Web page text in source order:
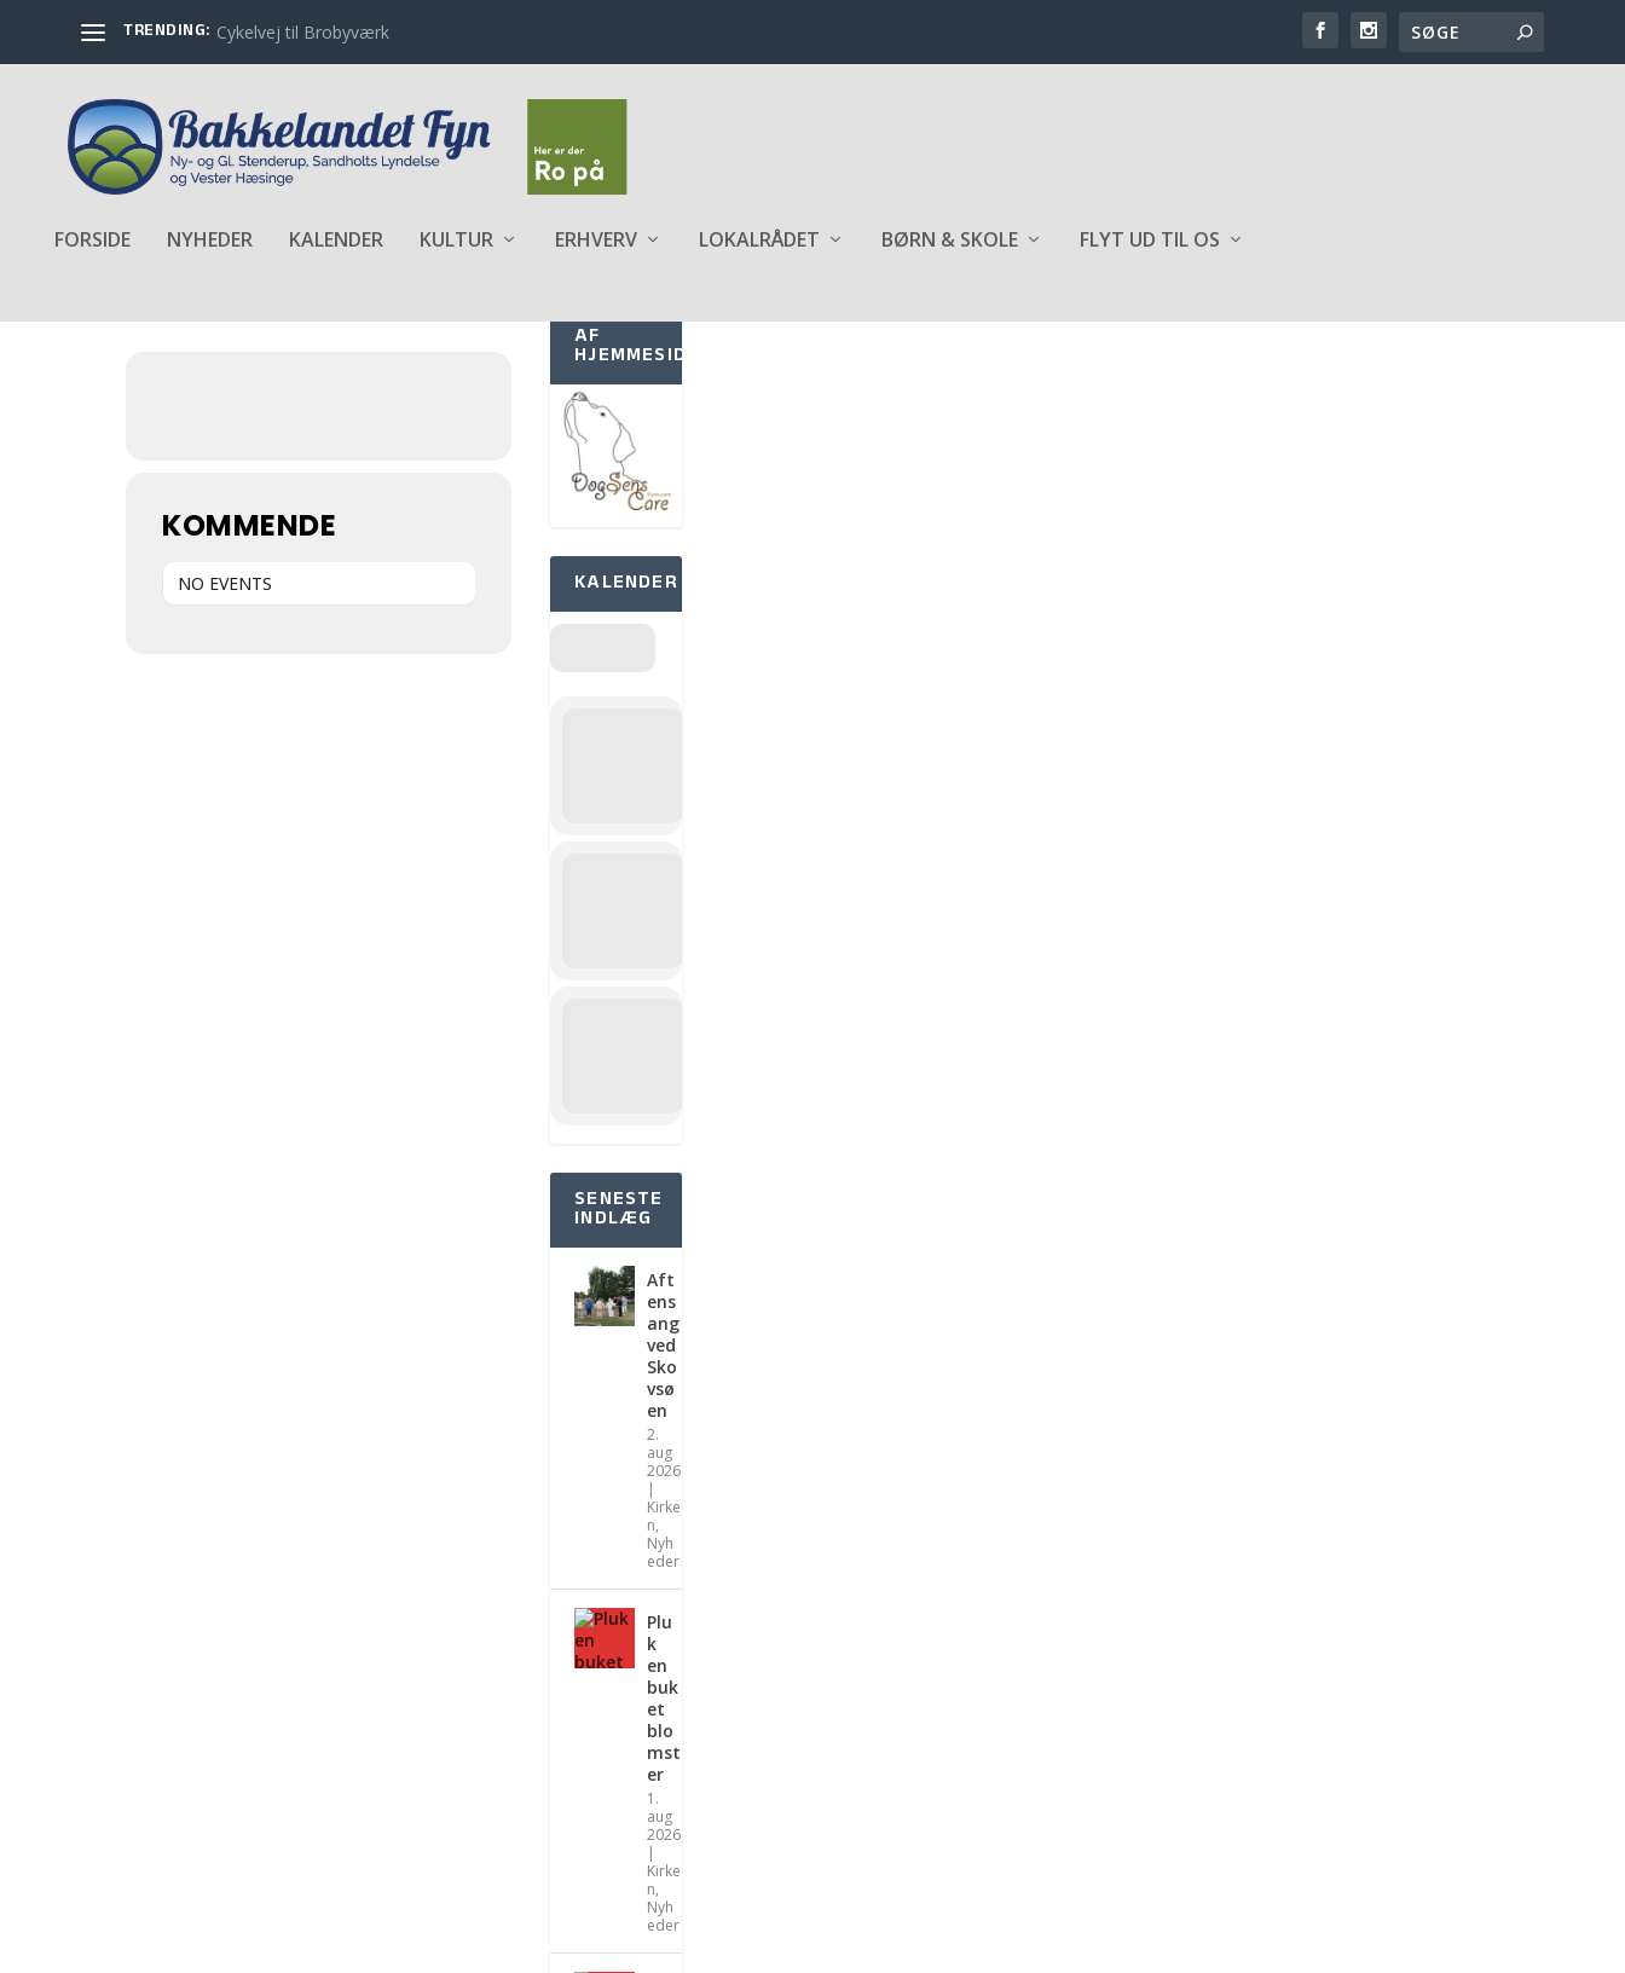
TRENDING: Cykelvej til Brobyværk
FORSIDE NYHEDER KALENDER KULTUR ERHVERV LOKALRÅDET BØRN & SKOLE FLYT UD TIL OS
KOMMENDE
NO EVENTS
SPONSOR
AF
HJEMMESIDEN
KALENDER
SENESTE
INDLÆG
Aft
ens
ang
ved
Sko
vsø
en
2.
aug
2026
|
Kirke
n,
Nyh
eder
Plu
k
en
buk
et
blo
mst
er
1.
aug
2026
|
Kirke
n,
Nyh
eder